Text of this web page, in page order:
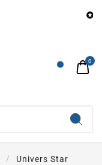

0
Univers Star